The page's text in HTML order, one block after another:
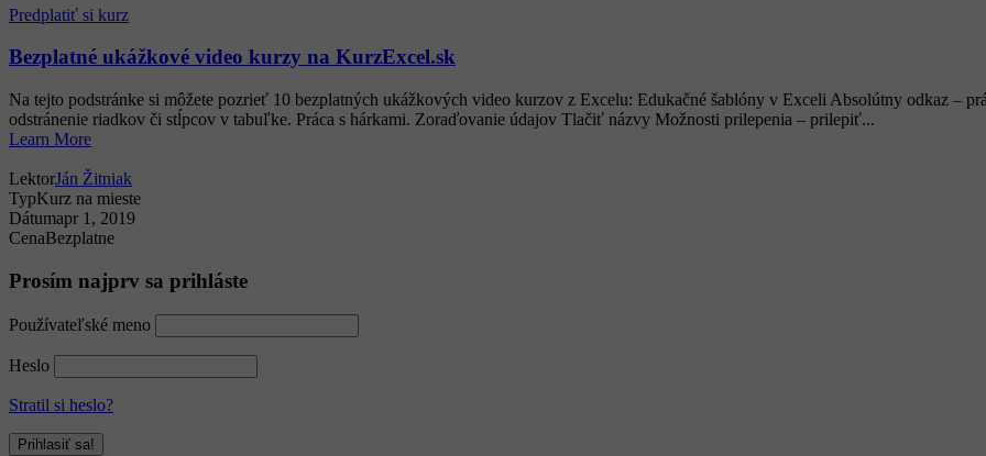
Predplatiť si kurz
Bezplatné ukážkové video kurzy na KurzExcel.sk
Na tejto podstránke si môžete pozrieť 10 bezplatných ukážkových video kurzov z Excelu: Edukačné šablóny v Exceli Absolútny odkaz –
odstránenie riadkov či stĺpcov v tabuľke. Práca s hárkami. Zoraďovanie údajov Tlačiť názvy Možnosti prilepenia – prilepiť...
Learn More
LektorJán Žitniak
TypKurz na mieste
Dátumapr 1, 2019
CenaBezplatne
Prosím najprv sa prihláste
Používateľské meno
Heslo
Stratil si heslo?